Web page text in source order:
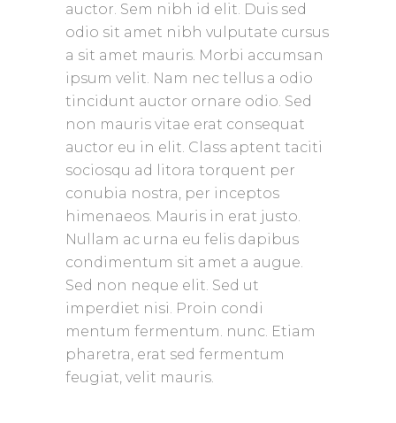
auctor. Sem nibh id elit. Duis sed
odio sit amet nibh vulputate cursus
a sit amet mauris. Morbi accumsan
ipsum velit. Nam nec tellus a odio
tincidunt auctor ornare odio. Sed
non mauris vitae erat consequat
auctor eu in elit. Class aptent taciti
sociosqu ad litora torquent per
conubia nostra, per inceptos
himenaeos. Mauris in erat justo.
Nullam ac urna eu felis dapibus
condimentum sit amet a augue.
Sed non neque elit. Sed ut
imperdiet nisi. Proin condi
mentum fermentum. nunc. Etiam
pharetra, erat sed fermentum
feugiat, velit mauris.